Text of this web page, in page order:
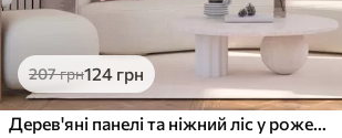
207грн124 грн